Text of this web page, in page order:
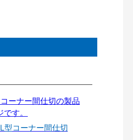
L型コーナー間仕切